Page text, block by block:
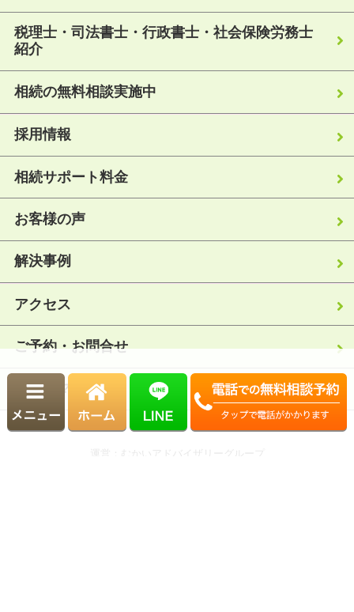
税理士・司法書士・行政書士・社会保険労務士
紹介
相続の無料相談実施中
採用情報
相続サポート料金
お客様の声
解決事例
アクセス
ご予約・お問合せ
サイトマップ
運営：むかいアドバイザリーグループ